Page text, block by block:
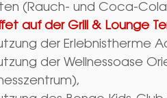
(Rauch- und Coca-
auf der Grill & Lounge
der Erlebnistherme
der Wellnessoase